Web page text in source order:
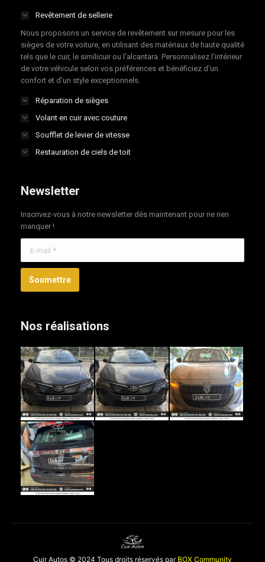
new
window
new
window
new
window
new
window
Revêtement de sellerie
Nous proposons un service de revêtement sur mesure pour les
sièges de votre voiture, en utilisant des matériaux de haute qualité
tels que le cuir, le similicuir ou l'alcantara. Personnalisez l'intérieur
de votre véhicule selon vos préférences et bénéficiez d'un
confort et d'un style exceptionnels.
Réparation de sièges
Volant en cuir avec couture
Soufflet de levier de vitesse
Restauration de ciels de toit
Newsletter
Inscrivez-vous à notre newsletter dès maintenant pour ne rien
manquer !
Soumettre
Nos réalisations
Cuir Autos © 2024 Tous droits réservés par BOX Community